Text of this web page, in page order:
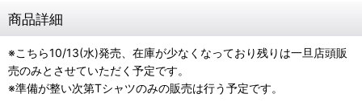
商品詳細
※こちら10/13(水)発売、在庫が少なくなっており残りは一旦店頭販
売のみとさせていただく予定です。
※準備が整い次第Tシャツのみの販売は行う予定です。